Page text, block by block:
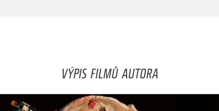
VÝPIS FILMŮ AUTORA